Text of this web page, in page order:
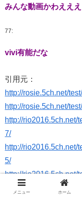
みんな動画かわえええ
77:
vivi有能だな
引用元：
http://rosie.5ch.net/
http://rosie.5ch.net/
http://
7/
http://
5/
http://rio2016.5ch.net/
メニュー ホーム